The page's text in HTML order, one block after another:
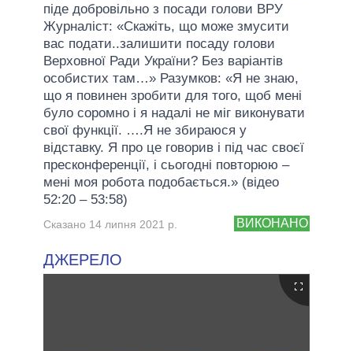
піде добровільно з посади голови ВРУ
Журналіст: «Скажіть, що може змусити
вас подати..залишити посаду голови
Верховної Ради України? Без варіантів
особистих там…» Разумков: «Я не знаю,
що я повинен зробити для того, щоб мені
було соромно і я надалі не міг виконувати
свої функції. ….Я не збираюся у
відставку. Я про це говорив і під час своєї
пресконференції, і сьогодні повторюю –
мені моя робота подобається.» (відео
52:20 – 53:58)
ВИКОНАНО
Сказано 14 липня 2021 р.
ДЖЕРЕЛО